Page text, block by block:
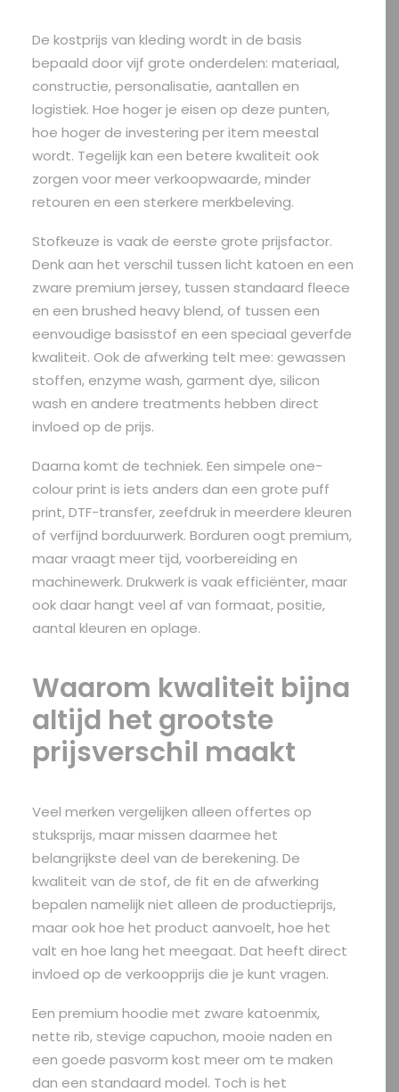
De kostprijs van kleding wordt in de basis
bepaald door vijf grote onderdelen: materiaal,
constructie, personalisatie, aantallen en
logistiek. Hoe hoger je eisen op deze punten,
hoe hoger de investering per item meestal
wordt. Tegelijk kan een betere kwaliteit ook
zorgen voor meer verkoopwaarde, minder
retouren en een sterkere merkbeleving.
Stofkeuze is vaak de eerste grote prijsfactor.
Denk aan het verschil tussen licht katoen en een
zware premium jersey, tussen standaard fleece
en een brushed heavy blend, of tussen een
eenvoudige basisstof en een speciaal geverfde
kwaliteit. Ook de afwerking telt mee: gewassen
stoffen, enzyme wash, garment dye, silicon
wash en andere treatments hebben direct
invloed op de prijs.
Daarna komt de techniek. Een simpele one-
colour print is iets anders dan een grote puff
print, DTF-transfer, zeefdruk in meerdere kleuren
of verfijnd borduurwerk. Borduren oogt premium,
maar vraagt meer tijd, voorbereiding en
machinewerk. Drukwerk is vaak efficiënter, maar
ook daar hangt veel af van formaat, positie,
aantal kleuren en oplage.
Waarom kwaliteit bijna
altijd het grootste
prijsverschil maakt
Veel merken vergelijken alleen offertes op
stuksprijs, maar missen daarmee het
belangrijkste deel van de berekening. De
kwaliteit van de stof, de fit en de afwerking
bepalen namelijk niet alleen de productieprijs,
maar ook hoe het product aanvoelt, hoe het
valt en hoe lang het meegaat. Dat heeft direct
invloed op de verkoopprijs die je kunt vragen.
Een premium hoodie met zware katoenmix,
nette rib, stevige capuchon, mooie naden en
een goede pasvorm kost meer om te maken
dan een standaard model. Toch is het